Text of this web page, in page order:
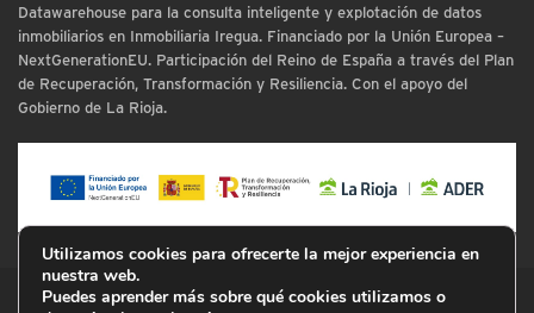
Datawarehouse para la consulta inteligente y explotación de datos
inmobiliarios en Inmobiliaria Iregua. Financiado por la Unión Europea –
NextGenerationEU. Participación del Reino de España a través del Plan
de Recuperación, Transformación y Resiliencia. Con el apoyo del
Gobierno de La Rioja.
© Inmobiliaria Iregua
Utilizamos cookies para ofrecerte la mejor experiencia en
nuestra web.
Puedes aprender más sobre qué cookies utilizamos o